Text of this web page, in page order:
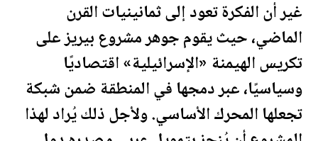
غير أن الفكرة تعود إلى ثمانينيات القرن
الماضي، حيث يقوم جوهر مشروع بيريز على
تكريس الهيمنة «الإسرائيلية» اقتصاديًا
وسياسيًا، عبر دمجها في المنطقة ضمن شبكة
تجعلها المحرك الأساسي. ولأجل ذلك يُراد لهذا